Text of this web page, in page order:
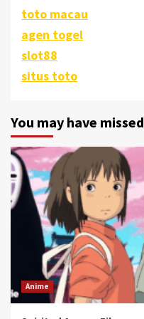
toto macau
agen togel
slot88
situs toto
You may have missed
Anime